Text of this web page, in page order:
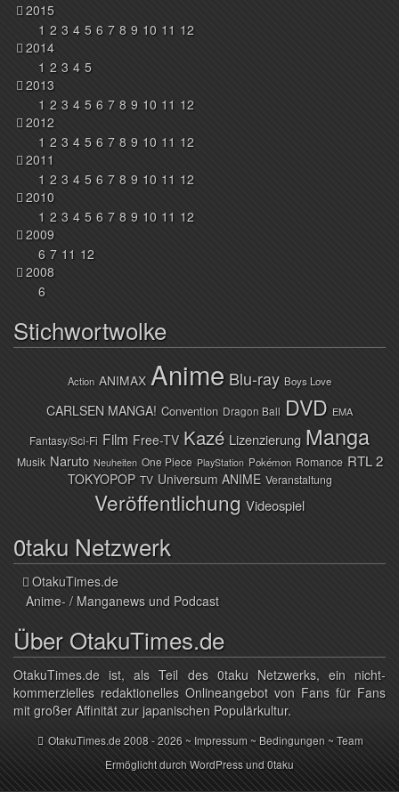
2015
1 2 3 4 5 6 7 8 9 10 11 12
2014
1 2 3 4 5
2013
1 2 3 4 5 6 7 8 9 10 11 12
2012
1 2 3 4 5 6 7 8 9 10 11 12
2011
1 2 3 4 5 6 7 8 9 10 11 12
2010
1 2 3 4 5 6 7 8 9 10 11 12
2009
6 7 11 12
2008
6
Stichwortwolke
Action ANIMAX Anime Blu-ray Boys Love
CARLSEN MANGA! Convention Dragon Ball DVD EMA
Fantasy/Sci-Fi Film Free-TV Kazé Lizenzierung Manga
Musik Naruto Neuheiten One Piece PlayStation Pokémon Romance RTL 2
TOKYOPOP TV Universum ANIME Veranstaltung
Veröffentlichung Videospiel
0taku Netzwerk
OtakuTimes.de
Anime- / Manganews und Podcast
Über OtakuTimes.de
OtakuTimes.de ist, als Teil des 0taku Netzwerks, ein nicht-
kommerzielles redaktionelles Onlineangebot von Fans für Fans
mit großer Affinität zur japanischen Populärkultur.
OtakuTimes.de2008 - 2026 ~ Impressum ~ Bedingungen ~Team
Ermöglicht durchWordPressund0taku